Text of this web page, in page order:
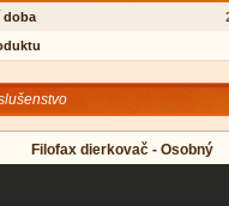
doba
Filofax dierkovač - Osobný